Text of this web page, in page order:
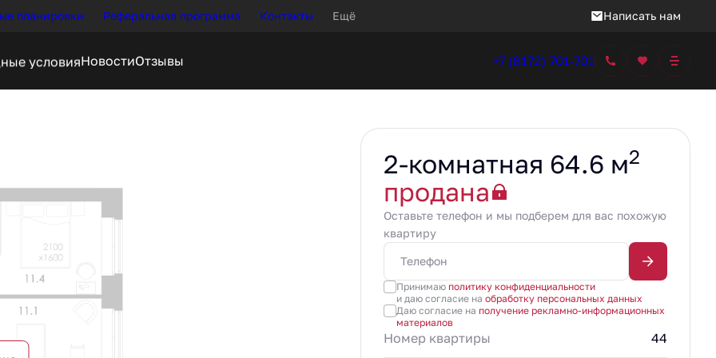
планировки Реферальная программа Контакты Ещё Написать нам
НовостиОтзывы +7 (8172) 701-701
от 35 342 руб.
2-комнатная 64.6 м2
продана
Оставьте телефон и мы подберем для вас похожую
квартиру
Принимаю политику конфиденциальности
и даю согласие на обработку персональных данных
Даю согласие на получение рекламно-информационных
материалов
Номер квартиры 44